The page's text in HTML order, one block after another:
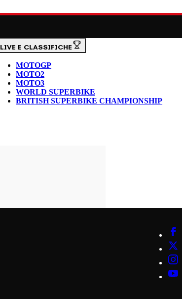
LIVE E CLASSIFICHE
MOTOGP
MOTO2
MOTO3
WORLD SUPERBIKE
BRITISH SUPERBIKE CHAMPIONSHIP